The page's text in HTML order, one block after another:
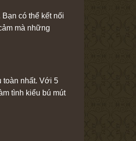
có thể kết nối
mà những
toàn nhất. Với 5
tình kiểu bú mút